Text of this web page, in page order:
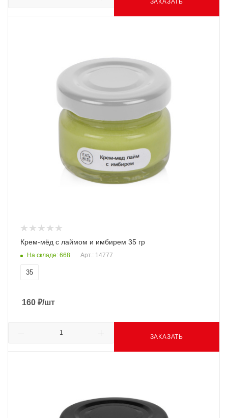
ЗАКАЗАТЬ
Крем-мёд с лаймом и имбирем 35 гр
На складе: 668 Арт.: 14777
35
160 ₽/шт
ЗАКАЗАТЬ